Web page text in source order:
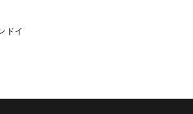
ドイ